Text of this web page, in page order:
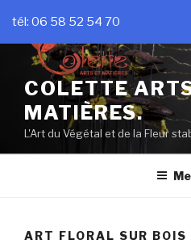
contenu
principal
COLETTE
MATIÈRES.
L'Art du Végétal et de la Fleur
ART FLORAL SUR BOIS
tél: 06 58 52 54 70